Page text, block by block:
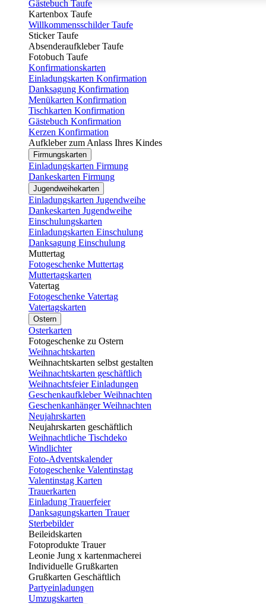
Gästebuch Taufe
Kartenbox Taufe
Willkommensschilder Taufe
Sticker Taufe
Absenderaufkleber Taufe
Fotobuch Taufe
Konfirmationskarten
Einladungskarten Konfirmation
Danksagung Konfirmation
Menükarten Konfirmation
Tischkarten Konfirmation
Gästebuch Konfirmation
Kerzen Konfirmation
Aufkleber zum Anlass Ihres Kindes
Firmungskarten
Einladungskarten Firmung
Dankeskarten Firmung
Jugendweihekarten
Einladungskarten Jugendweihe
Dankeskarten Jugendweihe
Einschulungskarten
Einladungskarten Einschulung
Danksagung Einschulung
Muttertag
Fotogeschenke Muttertag
Muttertagskarten
Vatertag
Fotogeschenke Vatertag
Vatertagskarten
Ostern
Osterkarten
Fotogeschenke zu Ostern
Weihnachtskarten
Weihnachtskarten selbst gestalten
Weihnachtskarten geschäftlich
Weihnachtsfeier Einladungen
Geschenkaufkleber Weihnachten
Geschenkanhänger Weihnachten
Neujahrskarten
Neujahrskarten geschäftlich
Weihnachtliche Tischdeko
Windlichter
Foto-Adventskalender
Fotogeschenke Valentinstag
Valentinstag Karten
Trauerkarten
Einladung Trauerfeier
Danksagungskarten Trauer
Sterbebilder
Beileidskarten
Fotoprodukte Trauer
Leonie Jung x kartenmacherei
Individuelle Grußkarten
Grußkarten Geschäftlich
Partyeinladungen
Umzugskarten